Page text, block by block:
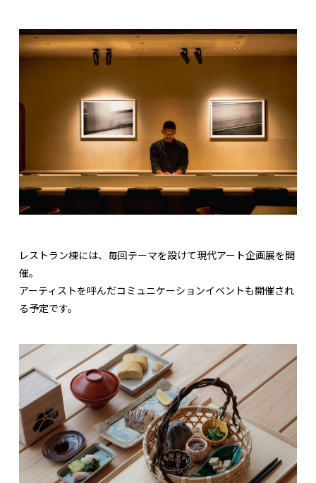
レストラン棟には、毎回テーマを設けて現代アート企画展を開
催。
アーティストを呼んだコミュニケーションイベントも開催され
る予定です。